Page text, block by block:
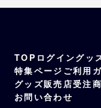
TOP ログイングッ
特集ページ ご利用
グッズ販売店受注
お問い合わせ